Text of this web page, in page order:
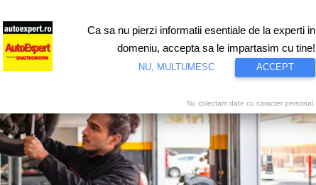
Test drive Motorsport Proiecte speciale Video
Ca sa nu pierzi informatii esentiale de la experti in
domeniu, accepta sa le impartasim cu tine!
NU, MULTUMESC ACCEPT
Nu colectam date cu caracter personal.